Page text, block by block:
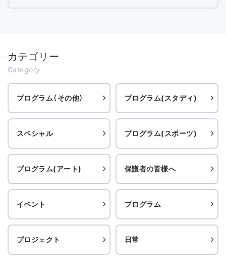
カテゴリー
Category
プログラム（その他） プログラム(スタディ)
スペシャル プログラム(スポーツ)
プログラム(アート) 保護者の皆様へ
イベント プログラム
プロジェクト 日常